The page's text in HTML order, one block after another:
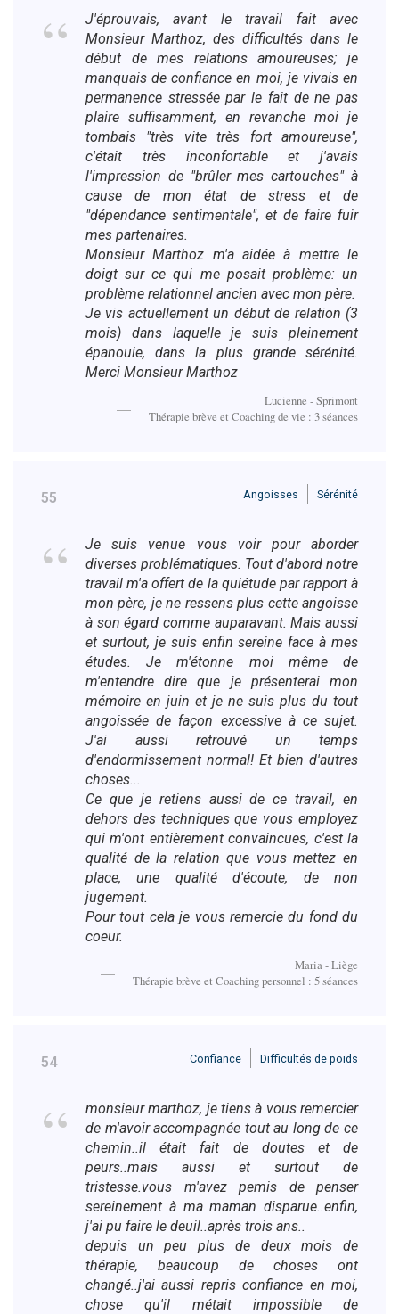
J'éprouvais, avant le travail fait avec
Monsieur Marthoz, des difficultés dans le
début de mes relations amoureuses; je
manquais de confiance en moi, je vivais en
permanence stressée par le fait de ne pas
plaire suffisamment, en revanche moi je
tombais "très vite très fort amoureuse",
c'était très inconfortable et j'avais
l'impression de "brûler mes cartouches" à
cause de mon état de stress et de
"dépendance sentimentale", et de faire fuir
mes partenaires.
Monsieur Marthoz m'a aidée à mettre le
doigt sur ce qui me posait problème: un
problème relationnel ancien avec mon père.
Je vis actuellement un début de relation (3
mois) dans laquelle je suis pleinement
épanouie, dans la plus grande sérénité.
Merci Monsieur Marthoz
Lucienne - Sprimont
Thérapie brève et Coaching de vie : 3 séances
55 Angoisses Sérénité
Je suis venue vous voir pour aborder
diverses problématiques. Tout d'abord notre
travail m'a offert de la quiétude par rapport à
mon père, je ne ressens plus cette angoisse
à son égard comme auparavant. Mais aussi
et surtout, je suis enfin sereine face à mes
études. Je m'étonne moi même de
m'entendre dire que je présenterai mon
mémoire en juin et je ne suis plus du tout
angoissée de façon excessive à ce sujet.
J'ai aussi retrouvé un temps
d'endormissement normal! Et bien d'autres
choses...
Ce que je retiens aussi de ce travail, en
dehors des techniques que vous employez
qui m'ont entièrement convaincues, c'est la
qualité de la relation que vous mettez en
place, une qualité d'écoute, de non
jugement.
Pour tout cela je vous remercie du fond du
coeur.
Maria - Liège
Thérapie brève et Coaching personnel : 5 séances
54 Confiance Difficultés de poids
monsieur marthoz, je tiens à vous remercier
de m'avoir accompagnée tout au long de ce
chemin..il était fait de doutes et de
peurs..mais aussi et surtout de
tristesse.vous m'avez pemis de penser
sereinement à ma maman disparue..enfin,
j'ai pu faire le deuil..après trois ans..
depuis un peu plus de deux mois de
thérapie, beaucoup de choses ont
changé..j'ai aussi repris confiance en moi,
chose qu'il métait impossible de